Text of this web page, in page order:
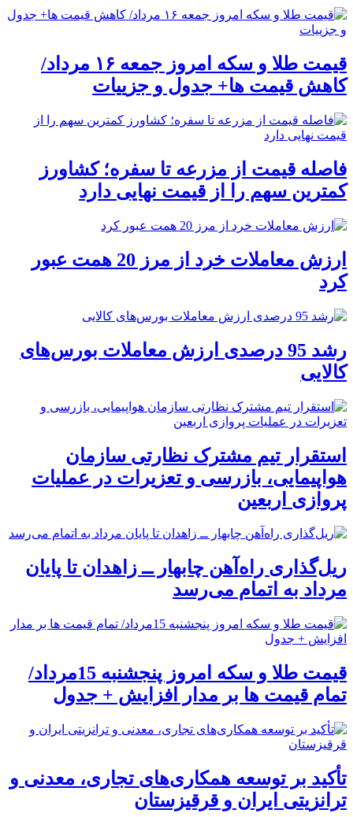
قیمت طلا و سکه امروز جمعه ۱۶ مرداد/
کاهش قیمت ها+ جدول و جزییات
فاصله قیمت از مزرعه تا سفره؛ کشاورز
کمترین سهم را از قیمت نهایی دارد
ارزش معاملات خرد از مرز 20 همت عبور
کرد
رشد 95 درصدی ارزش معاملات بورس‌های
کالایی
استقرار تیم مشترک نظارتی سازمان
هواپیمایی، بازرسی و تعزیرات در عملیات
پروازی اربعین
ریل‌گذاری راه‌آهن چابهار ــ زاهدان تا پایان
مرداد به اتمام می‌رسد
قیمت طلا و سکه امروز پنجشنبه 15مرداد/
تمام قیمت ها بر مدار افزایش + جدول
تأکید بر توسعه همکاری‌های تجاری، معدنی و
ترانزیتی ایران و قرقیزستان